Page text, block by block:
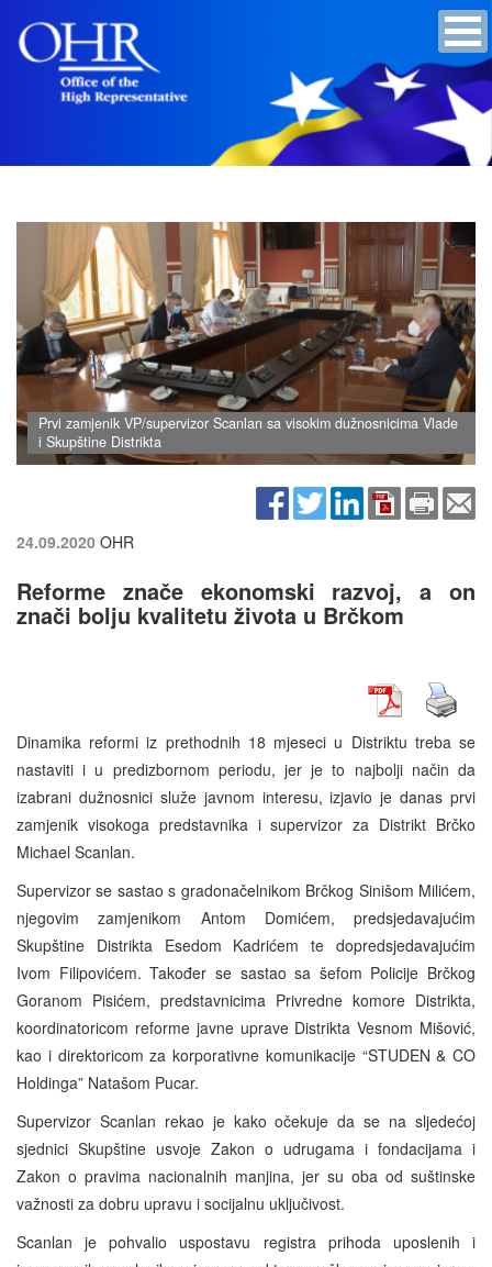
Prvi zamjenik VP/supervizor Scanlan sa visokim dužnosnicima Vlade
i Skupštine Distrikta
24.09.2020 OHR
Reforme znače ekonomski razvoj, a on
znači bolju kvalitetu života u Brčkom
Dinamika reformi iz prethodnih 18 mjeseci u Distriktu treba se
nastaviti i u predizbornom periodu, jer je to najbolji način da
izabrani dužnosnici služe javnom interesu, izjavio je danas prvi
zamjenik visokoga predstavnika i supervizor za Distrikt Brčko
Michael Scanlan.
Supervizor se sastao s gradonačelnikom Brčkog Sinišom Milićem,
njegovim zamjenikom Antom Domićem, predsjedavajućim
Skupštine Distrikta Esedom Kadrićem te dopredsjedavajućim
Ivom Filipovićem. Također se sastao sa šefom Policije Brčkog
Goranom Pisićem, predstavnicima Privredne komore Distrikta,
koordinatoricom reforme javne uprave Distrikta Vesnom Mišović,
kao i direktoricom za korporativne komunikacije “STUDEN & CO
Holdinga” Natašom Pucar.
Supervizor Scanlan rekao je kako očekuje da se na sljedećoj
sjednici Skupštine usvoje Zakon o udrugama i fondacijama i
Zakon o pravima nacionalnih manjina, jer su oba od suštinske
važnosti za dobru upravu i socijalnu uključivost.
Scanlan je pohvalio uspostavu registra prihoda uposlenih i